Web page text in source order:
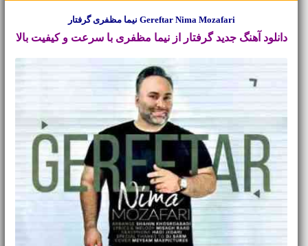
Gereftar Nima Mozafari نیما مظفری گرفتار
دانلود آهنگ جدید گرفتار از نیما مظفری با سرعت و کیفیت بالا